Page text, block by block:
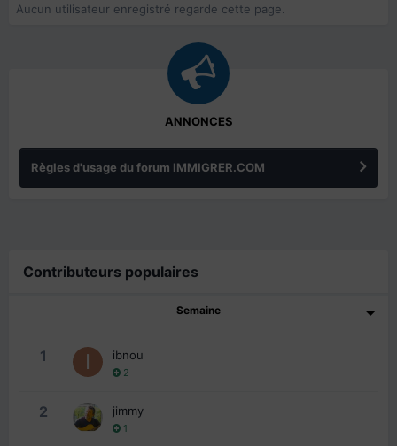
Aucun utilisateur enregistré regarde cette page.
ANNONCES
Règles d'usage du forum IMMIGRER.COM
Contributeurs populaires
Semaine
1 ibnou
2
2 jimmy
1